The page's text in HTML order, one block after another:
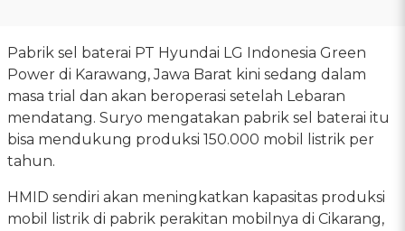
Pabrik sel baterai PT Hyundai LG Indonesia Green
Power di Karawang, Jawa Barat kini sedang dalam
masa trial dan akan beroperasi setelah Lebaran
mendatang. Suryo mengatakan pabrik sel baterai itu
bisa mendukung produksi 150.000 mobil listrik per
tahun.
HMID sendiri akan meningkatkan kapasitas produksi
mobil listrik di pabrik perakitan mobilnya di Cikarang,